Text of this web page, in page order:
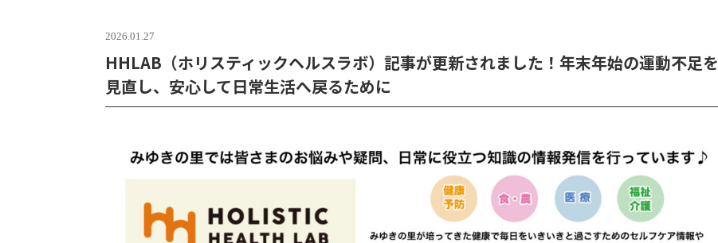
2026.01.27
HHLAB（ホリスティックヘルスラボ）記事が更新されました！年末年始の運動不足を
見直し、安心して日常生活へ戻るために